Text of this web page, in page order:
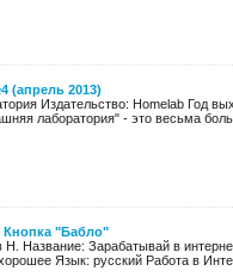
(апрель 2013)
Издательство: Homelab Год
лаборатория" - это весьма
Кнопка "Бабло"
Название: Зарабатывай в
Язык: русский Работа в